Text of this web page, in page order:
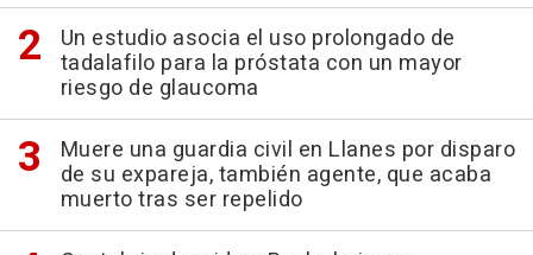
Un estudio asocia el uso prolongado de
tadalafilo para la próstata con un mayor
riesgo de glaucoma
Muere una guardia civil en Llanes por disparo
de su expareja, también agente, que acaba
muerto tras ser repelido